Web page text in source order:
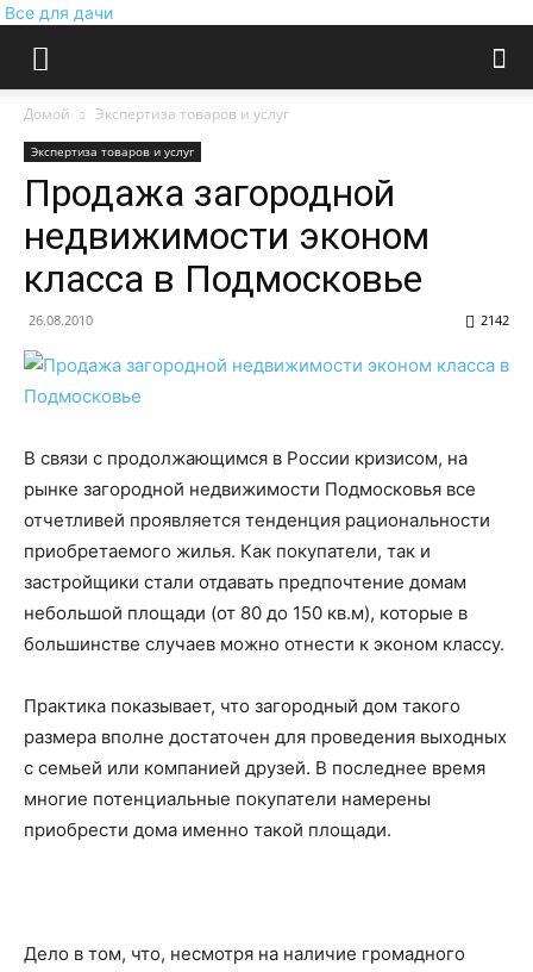
Все для дачи
Домой Экспертиза товаров и услуг
Экспертиза товаров и услуг
Продажа загородной
недвижимости эконом
класса в Подмосковье
26.08.2010 2142
В связи с продолжающимся в России кризисом, на
рынке загородной недвижимости Подмосковья все
отчетливей проявляется тенденция рациональности
приобретаемого жилья. Как покупатели, так и
застройщики стали отдавать предпочтение домам
небольшой площади (от 80 до 150 кв.м), которые в
большинстве случаев можно отнести к эконом классу.
Практика показывает, что загородный дом такого
размера вполне достаточен для проведения выходных
с семьей или компанией друзей. В последнее время
многие потенциальные покупатели намерены
приобрести дома именно такой площади.
Дело в том, что, несмотря на наличие громадного